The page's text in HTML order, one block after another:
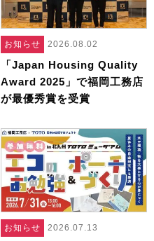
お知らせ 2026.08.02
「Japan Housing Quality
Award 2025」で福岡工務店
が最優秀賞を受賞
お知らせ 2026.07.13